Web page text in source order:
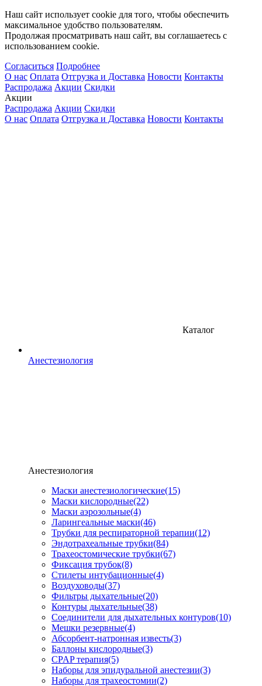
Наш сайт использует cookie для того, чтобы обеспечить
максимальное удобство пользователям.
Продолжая просматривать наш сайт, вы соглашаетесь с
использованием cookie.
Согласиться Подробнее
О нас Оплата Отгрузка и Доставка Новости Контакты
Распродажа Акции Скидки
Акции
Распродажа Акции Скидки
О нас Оплата Отгрузка и Доставка Новости Контакты
Каталог
Анестезиология
Анестезиология
Маски анестезиологические(15)
Маски кислородные(22)
Маски аэрозольные(4)
Ларингеальные маски(46)
Трубки для респираторной терапии(12)
Эндотрахеальные трубки(84)
Трахеостомические трубки(67)
Фиксация трубок(8)
Стилеты интубационные(4)
Воздуховоды(37)
Фильтры дыхательные(20)
Контуры дыхательные(38)
Соединители для дыхательных контуров(10)
Мешки резервные(4)
Абсорбент-натронная известь(3)
Баллоны кислородные(3)
CPAP терапия(5)
Наборы для эпидуральной анестезии(3)
Наборы для трахеостомии(2)